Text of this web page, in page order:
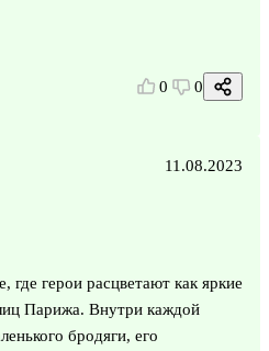
0 0
11.08.2023
где герои расцветают как яркие
Парижа. Внутри каждой
бродяги, его